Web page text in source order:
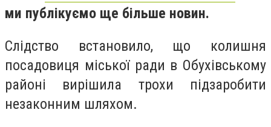
ми публікуємо ще більше новин.
Слідство встановило, що колишня
посадовиця міської ради в Обухівському
районі вирішила трохи підзаробити
незаконним шляхом.